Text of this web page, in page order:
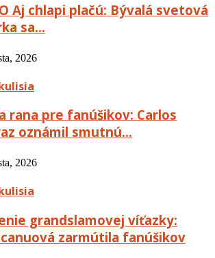
Aj chlapi plačú: Bývalá svetová
sa…
2026
rana pre fanúšikov: Carlos
oznámil smutnú…
2026
grandslamovej víťazky:
zarmútila fanúšikov